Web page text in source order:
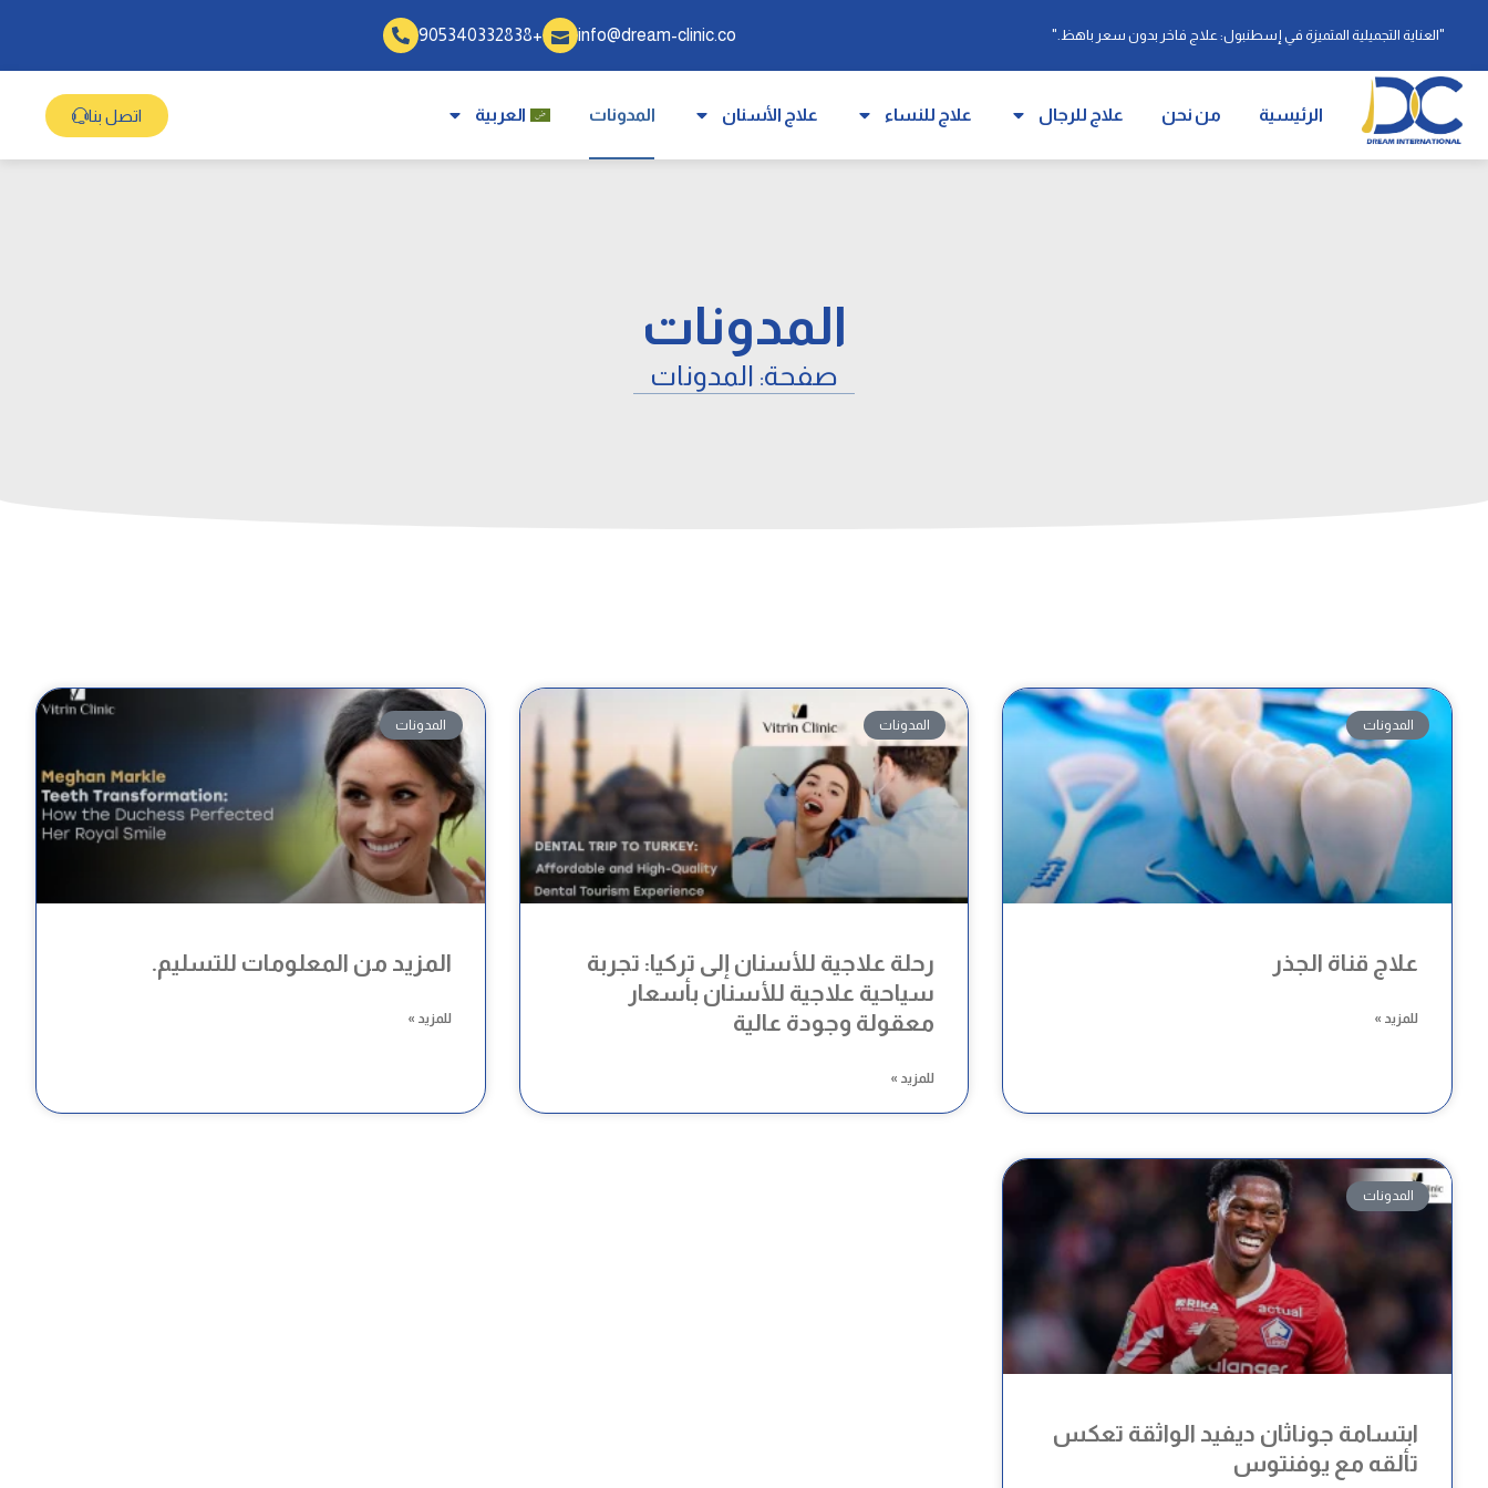
"العناية التجميلية المتميزة في إسطنبول: علاج فاخر بدون سعر باهظ." info@dream-clinic.co
+905340332838
الرئيسية من نحن علاج للرجال علاج للنساء علاج الأسنان المدونات العربية اتصل بنا
المدونات
صفحة: المدونات
المدونات
علاج قناة الجذر
للمزيد »
المدونات
رحلة علاجية للأسنان إلى تركيا: تجربة
سياحية علاجية للأسنان بأسعار
معقولة وجودة عالية
للمزيد »
المدونات
المزيد من المعلومات للتسليم.
للمزيد »
المدونات
ابتسامة جوناثان ديفيد الواثقة تعكس
تألقه مع يوفنتوس